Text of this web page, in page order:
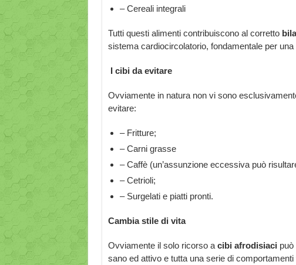
– Cereali integrali
Tutti questi alimenti contribuiscono al corretto
sistema cardiocircolatorio, fondamentale per
I cibi da evitare
Ovviamente in natura non vi sono
evitare:
– Fritture;
– Carni grasse
– Caffè (un’assunzione eccessiva può
– Cetrioli;
– Surgelati e piatti pronti.
Cambia stile di vita
Ovviamente il solo ricorso a cibi afrodisiaci
sano ed attivo e tutta una serie di